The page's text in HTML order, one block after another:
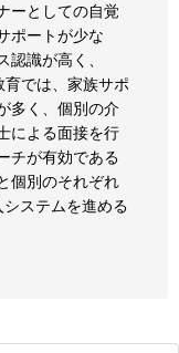
ーとしての自覚
ポートが少な
認識が高く、
では、家族サポ
多く、個別の介
による面接を行
チが有効である
個別のそれぞれ
ステムを進める